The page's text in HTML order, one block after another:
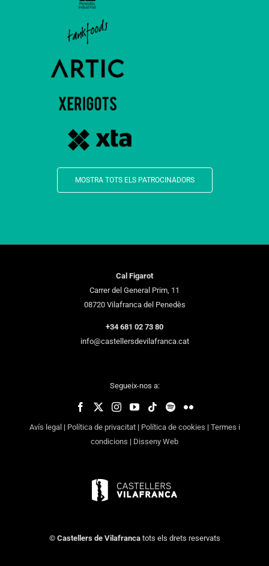
MOSTRA TOTS ELS PATROCINADORS
Cal Figarot
Carrer del General Prim, 11
08720 Vilafranca del Penedès
+34 681 02 73 80
info@castellersdevilafranca.cat
Segueix-nos a:
Avís legal | Política de privacitat| Política de cookies | Termes i
condicions | Disseny Web
© Castellers de Vilafrancatots els drets reservats